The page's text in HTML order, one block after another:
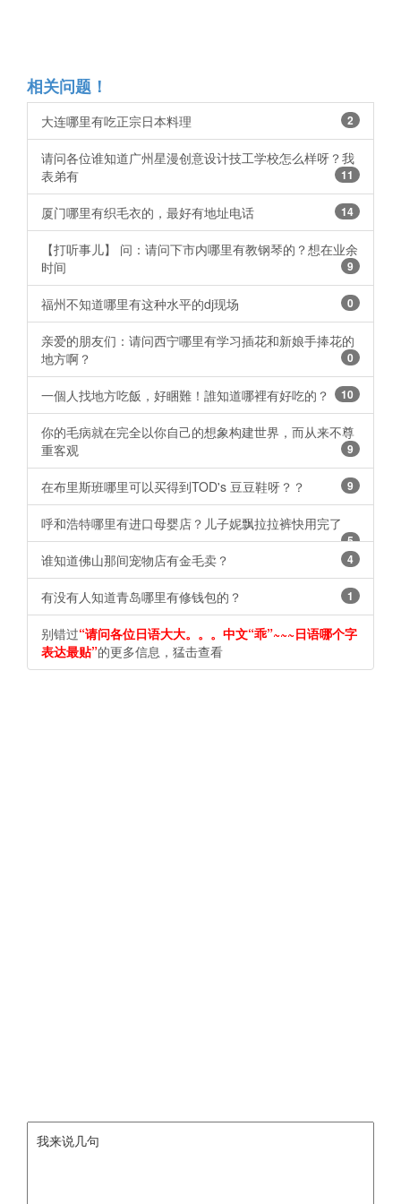
相关问题！
大连哪里有吃正宗日本料理 2
请问各位谁知道广州星漫创意设计技工学校怎么样呀？我
表弟有
11
厦门哪里有织毛衣的，最好有地址电话 14
【打听事儿】 问：请问下市内哪里有教钢琴的？想在业余
时间
9
福州不知道哪里有这种水平的dj现场 0
亲爱的朋友们：请问西宁哪里有学习插花和新娘手捧花的
地方啊？
0
一個人找地方吃飯，好睏難！誰知道哪裡有好吃的？ ​​​​ 10
你的毛病就在完全以你自己的想象构建世界，而从来不尊
重客观
9
在布里斯班哪里可以买得到TOD's 豆豆鞋呀？？ 9
呼和浩特哪里有进口母婴店？儿子妮飘拉拉裤快用完了
5
谁知道佛山那间宠物店有金毛卖？ ​​​​ 4
有没有人知道青岛哪里有修钱包的？ 1
别错过“请问各位日语大大。。。中文“乖”~~~日语哪个字
表达最贴”的更多信息，猛击查看